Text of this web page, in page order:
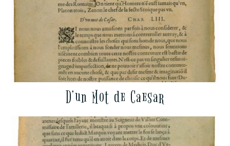
D’un Mot de Caesar